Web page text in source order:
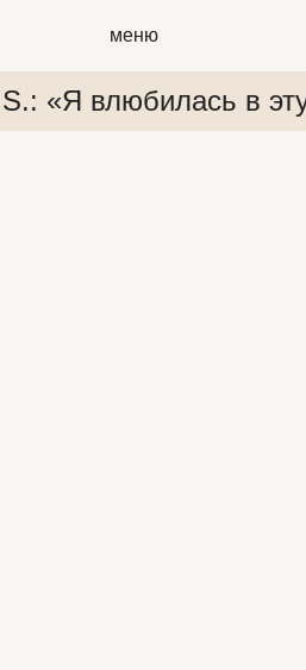
меню
«Я влюбилась в